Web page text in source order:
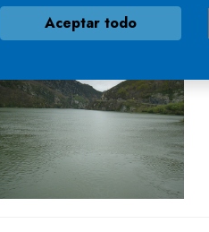
Aceptar todo